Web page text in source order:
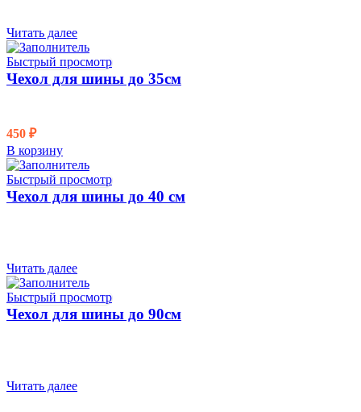
Читать далее
Быстрый просмотр
Чехол для шины до 35см
450 ₽
В корзину
Быстрый просмотр
Чехол для шины до 40 см
Читать далее
Быстрый просмотр
Чехол для шины до 90см
Читать далее